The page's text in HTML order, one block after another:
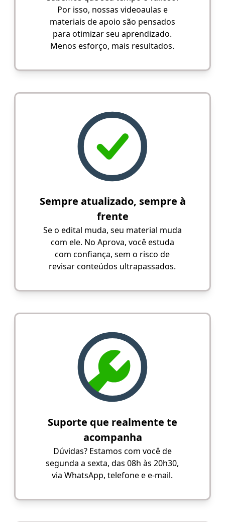
Por isso, nossas videoaulas e
materiais de apoio são pensados
para otimizar seu aprendizado.
Menos esforço, mais resultados.
Sempre atualizado, sempre à
frente
Se o edital muda, seu material muda
com ele. No Aprova, você estuda
com confiança, sem o risco de
revisar conteúdos ultrapassados.
Suporte que realmente te
acompanha
Dúvidas? Estamos com você de
segunda a sexta, das 08h às 20h30,
via WhatsApp, telefone e e-mail.